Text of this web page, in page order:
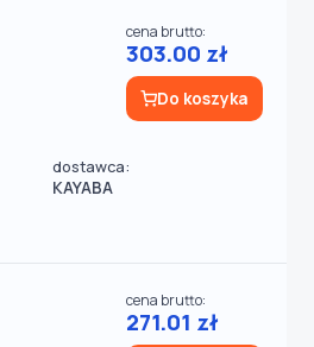
dostawca:
KAYABA
cena brutto:
303.00 zł
Do koszyka
cena brutto:
271.01 zł